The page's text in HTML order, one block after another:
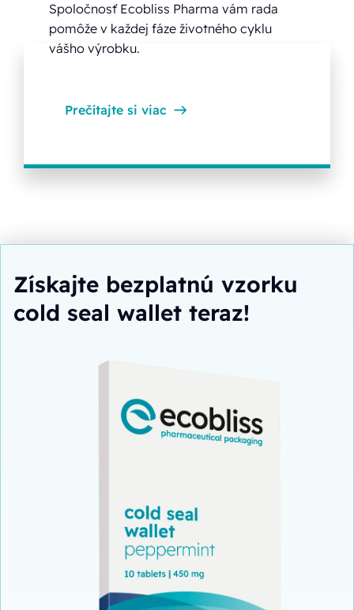
Spoločnosť Ecobliss Pharma vám rada
pomôže v každej fáze životného cyklu
vášho výrobku.
Prečítajte si viac
Získajte bezplatnú vzorku
cold seal wallet teraz!